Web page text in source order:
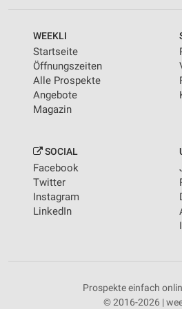
WEEKLI
Startseite
Öffnungszeiten
Alle Prospekte
Angebote
Magazin
SOCIAL
Facebook
Twitter
Instagram
LinkedIn
Prospekte einfach
© 2016-2026 |